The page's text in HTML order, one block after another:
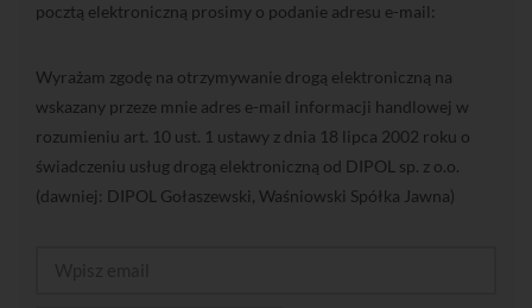
pocztą elektroniczną prosimy o podanie adresu e-mail:
Wyrażam zgodę na otrzymywanie drogą elektroniczną na
wskazany przeze mnie adres e-mail informacji handlowej w
rozumieniu art. 10 ust. 1 ustawy z dnia 18 lipca 2002 roku o
świadczeniu usług drogą elektroniczną od DIPOL sp. z o.o.
(dawniej: DIPOL Gołaszewski, Waśniowski Spółka Jawna)